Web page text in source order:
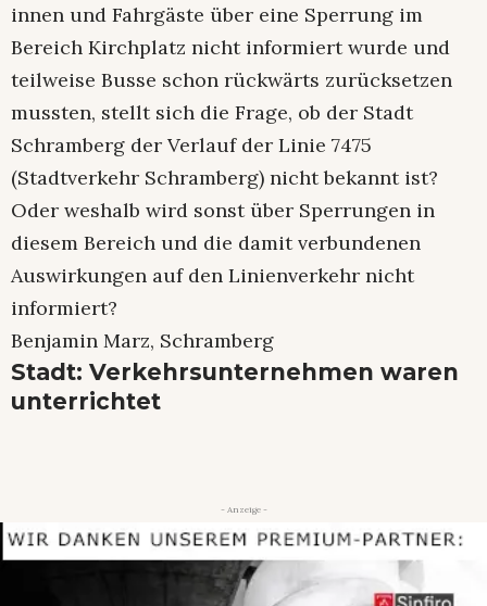
innen und Fahrgäste über eine Sperrung im
Bereich Kirchplatz nicht informiert wurde und
teilweise Busse schon rückwärts zurücksetzen
mussten, stellt sich die Frage, ob der Stadt
Schramberg der Verlauf der Linie 7475
(Stadtverkehr Schramberg) nicht bekannt ist?
Oder weshalb wird sonst über Sperrungen in
diesem Bereich und die damit verbundenen
Auswirkungen auf den Linienverkehr nicht
informiert?
Benjamin Marz, Schramberg
Stadt: Verkehrsunternehmen waren
unterrichtet
- Anzeige -